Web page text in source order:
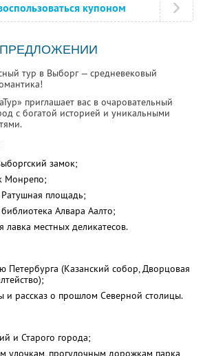
купоном
тур в Выборг — средневековый
приглашает вас в очаровательный
с богатой историей и уникальными
замок;
Монрепо;
площадь;
Алвара Аалто;
лавка местных деликатесов.
Петербурга (Казанский собор, Дворцовая
и рассказ о прошлом Северной столицы.
и Старого города;
улочкам, прогулочным дорожкам парка